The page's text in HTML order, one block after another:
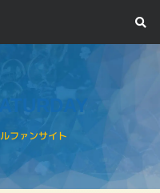
ファンサイト